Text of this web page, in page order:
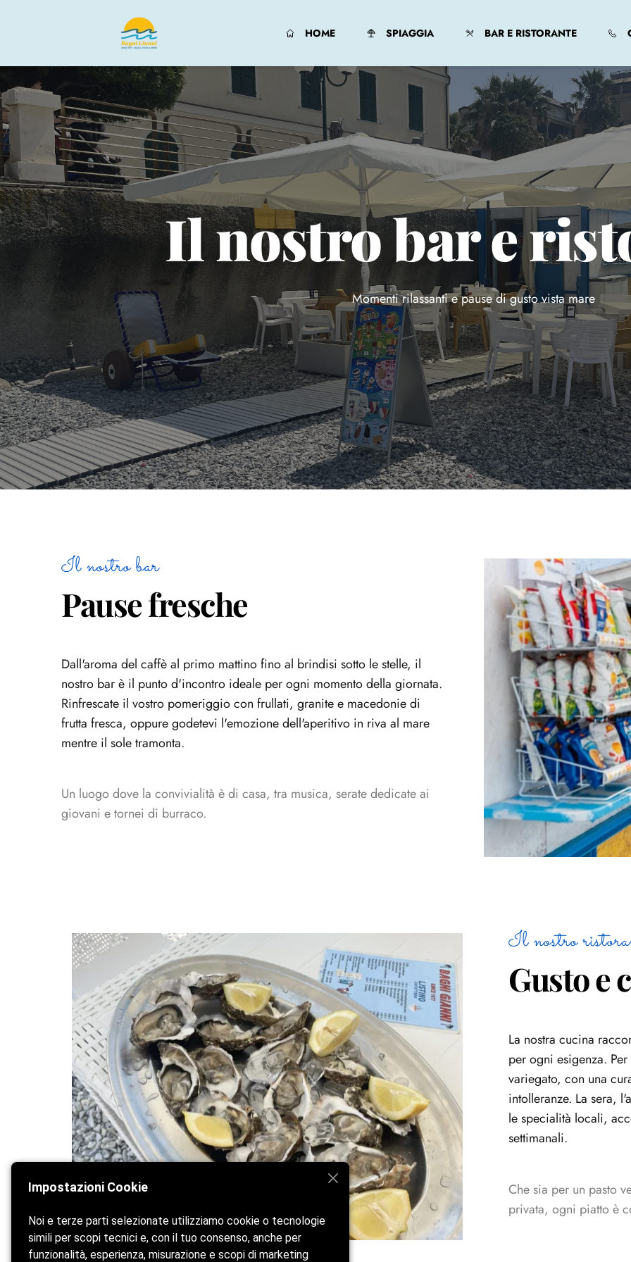
HOME SPIAGGIA BAR E RISTORANTE
Il nostro bar e
Momenti rilassanti e pause di gusto vista mare
Il nostro bar
Pause fresche
Dall'aroma del caffè al primo mattino fino al brindisi sotto le stelle, il
nostro bar è il punto d'incontro ideale per ogni momento della giornata.
Rinfrescate il vostro pomeriggio con frullati, granite e macedonie di
frutta fresca, oppure godetevi l'emozione dell'aperitivo in riva al mare
mentre il sole tramonta.
Un luogo dove la convivialità è di casa, tra musica, serate dedicate ai
giovani e tornei di burraco.
Il nostro
Gusto e
La nostra cucina
per ogni esigenza.
variegato, con una
intolleranze. La sera,
le specialità locali,
settimanali.
Che sia per un pasto
privata, ogni piatto è
Impostazioni Cookie
Noi e terze parti selezionate utilizziamo cookie o tecnologie
simili per scopi tecnici e, con il tuo consenso, anche per
funzionalità, esperienza, misurazione e scopi di marketing